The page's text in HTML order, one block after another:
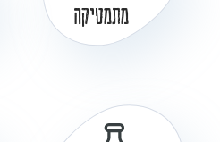
מתמטיקה